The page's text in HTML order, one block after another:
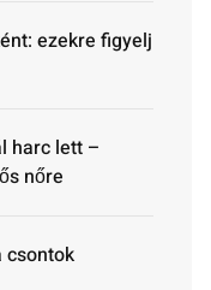
ezekre figyelj
harc lett –
nőre
csontok